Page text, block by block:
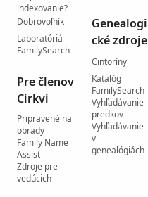
indexovanie?
Dobrovoľník
Laboratóriá
FamilySearch
Pre členov
Cirkvi
Pripravené na
obrady
Family Name
Assist
Zdroje pre
vedúcich
Genealogi
cké zdroje
Cintoríny
Katalóg
FamilySearch
Vyhľadávanie
predkov
Vyhľadávanie
v
genealógiách